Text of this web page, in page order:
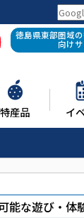
徳島県東部圏域
向け
特産品 イ
能な遊び・体